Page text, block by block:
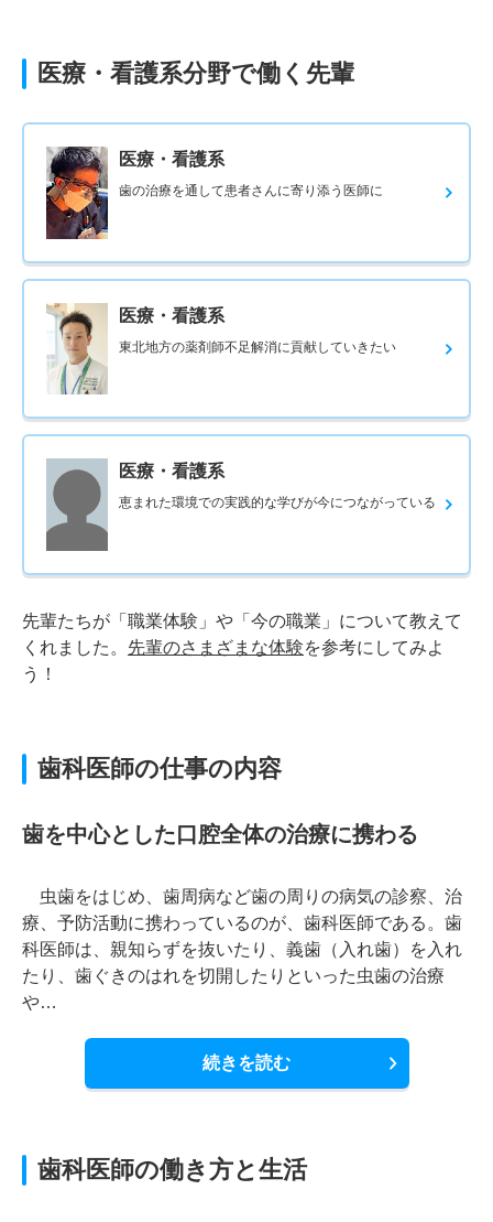
医療・看護系分野で働く先輩
医療・看護系
歯の治療を通して患者さんに寄り添う医師に
医療・看護系
東北地方の薬剤師不足解消に貢献していきたい
医療・看護系
恵まれた環境での実践的な学びが今につながっている
先輩たちが「職業体験」や「今の職業」について教えて
くれました。 先輩のさまざまな体験を参考にしてみよ
う！
歯科医師の仕事の内容
歯を中心とした口腔全体の治療に携わる
虫歯をはじめ、歯周病など歯の周りの病気の診察、治
療、予防活動に携わっているのが、歯科医師である。歯
科医師は、親知らずを抜いたり、義歯（入れ歯）を入れ
たり、歯ぐきのはれを切開したりといった虫歯の治療
や…
続きを読む
歯科医師の働き方と生活